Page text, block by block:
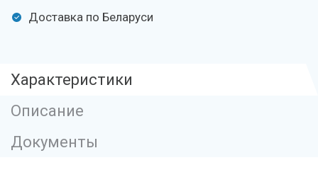
Доставка по Беларуси
Характеристики
Описание
Документы